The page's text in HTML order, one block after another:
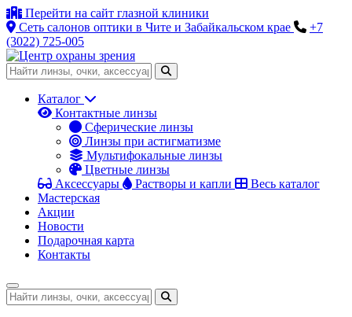
Перейти на сайт глазной клиники
Сеть салонов оптики в Чите и Забайкальском крае
+7
(3022) 725-005
Каталог
Контактные линзы
Сферические линзы
Линзы при астигматизме
Мультифокальные линзы
Цветные линзы
Аксессуары
Растворы и капли
Весь каталог
Мастерская
Акции
Новости
Подарочная карта
Контакты